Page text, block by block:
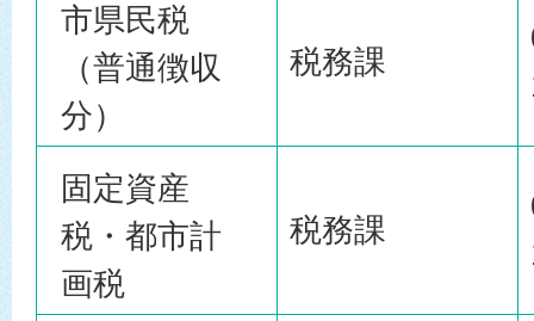
市県民税
（普通徴収
分）
税務課
固定資産
税・都市計
画税
税務課